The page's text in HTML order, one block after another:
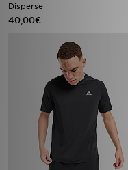
Disperse
40,00€